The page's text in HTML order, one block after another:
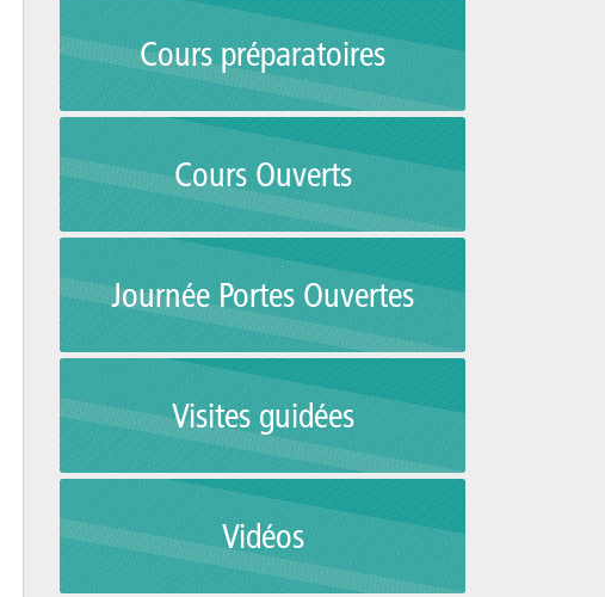
Cours préparatoires
Cours Ouverts
Journée Portes Ouvertes
Visites guidées
Vidéos